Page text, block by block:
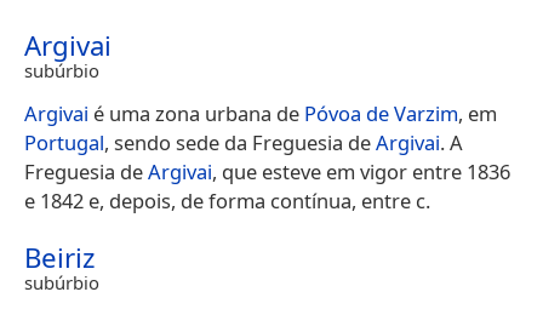
Argivai
subúrbio
Argivai é uma zona urbana de Póvoa de Varzim, em
Portugal, sendo sede da Freguesia deArgivai. A
Freguesia deArgivai, que esteve em vigor entre 1836
e 1842 e, depois, de forma contínua, entre c.
Beiriz
subúrbio